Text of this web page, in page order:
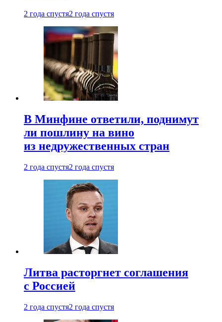
2 года спустя2 года спустя
В Минфине ответили, поднимут
ли пошлину на вино
из недружественных стран
2 года спустя2 года спустя
Литва расторгнет соглашения
с Россией
2 года спустя2 года спустя